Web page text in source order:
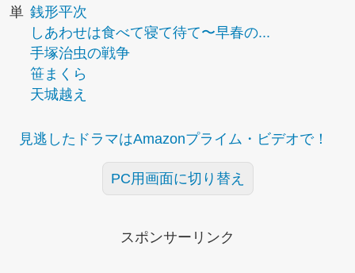
単 銭形平次
しあわせは食べて寝て待て〜早春の...
手塚治虫の戦争
笹まくら
天城越え
見逃したドラマはAmazonプライム・ビデオで！
PC用画面に切り替え
スポンサーリンク